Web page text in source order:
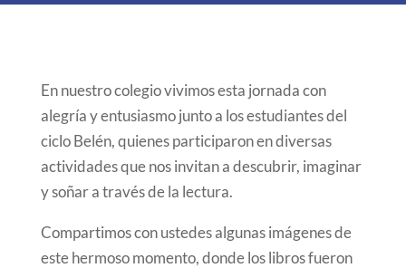
En nuestro colegio vivimos esta jornada con
alegría y entusiasmo junto a los estudiantes del
ciclo Belén, quienes participaron en diversas
actividades que nos invitan a descubrir, imaginar
y soñar a través de la lectura.
Compartimos con ustedes algunas imágenes de
este hermoso momento, donde los libros fueron